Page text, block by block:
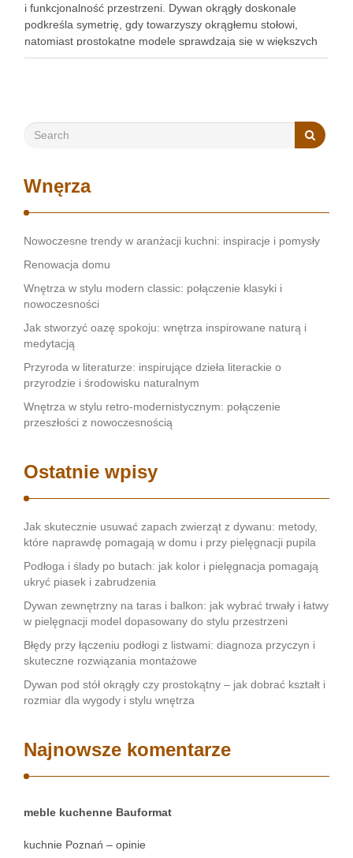
i funkcjonalność przestrzeni. Dywan okrągły doskonale
podkreśla symetrię, gdy towarzyszy okrągłemu stołowi,
natomiast prostokątne modele sprawdzają się w większych
pomieszczeniach, dodając kontrastu i wizualnej głębi.
Wnęrza
Nowoczesne trendy w aranżacji kuchni: inspiracje i pomysły
Renowacja domu
Wnętrza w stylu modern classic: połączenie klasyki i
nowoczesności
Jak stworzyć oazę spokoju: wnętrza inspirowane naturą i
medytacją
Przyroda w literaturze: inspirujące dzieła literackie o
przyrodzie i środowisku naturalnym
Wnętrza w stylu retro-modernistycznym: połączenie
przeszłości z nowoczesnością
Ostatnie wpisy
Jak skutecznie usuwać zapach zwierząt z dywanu: metody,
które naprawdę pomagają w domu i przy pielęgnacji pupila
Podłoga i ślady po butach: jak kolor i pielęgnacja pomagają
ukryć piasek i zabrudzenia
Dywan zewnętrzny na taras i balkon: jak wybrać trwały i łatwy
w pielęgnacji model dopasowany do stylu przestrzeni
Błędy przy łączeniu podłogi z listwami: diagnoza przyczyn i
skuteczne rozwiązania montażowe
Dywan pod stół okrągły czy prostokątny – jak dobrać kształt i
rozmiar dla wygody i stylu wnętrza
Najnowsze komentarze
meble kuchenne Bauformat
kuchnie Poznań – opinie